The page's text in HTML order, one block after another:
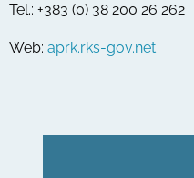
Tel.: +383 (0) 38 200 26 262
Web: aprk.rks-gov.net